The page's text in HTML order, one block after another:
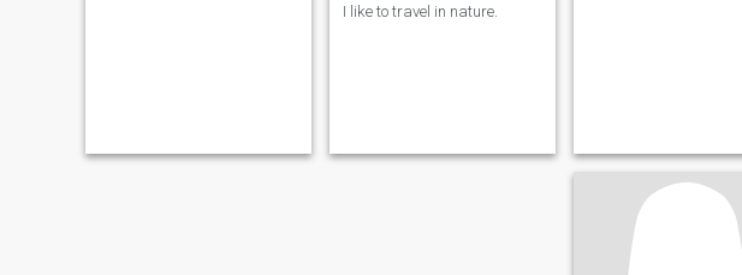
I like to travel in nature.